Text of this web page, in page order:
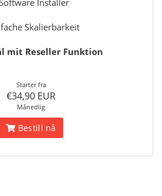
Skalierbarkeit
mit Reseller Funktion
Starter fra
€34,90 EUR
Månedlig
Bestill nå